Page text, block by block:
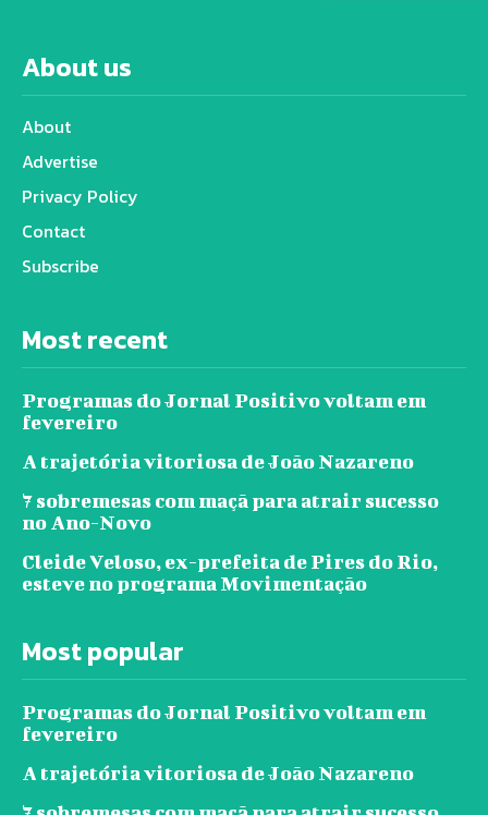
About us
About
Advertise
Privacy Policy
Contact
Subscribe
Most recent
Programas do Jornal Positivo voltam em
fevereiro
A trajetória vitoriosa de João Nazareno
7 sobremesas com maçã para atrair sucesso
no Ano-Novo
Cleide Veloso, ex-prefeita de Pires do Rio,
esteve no programa Movimentação
Most popular
Programas do Jornal Positivo voltam em
fevereiro
A trajetória vitoriosa de João Nazareno